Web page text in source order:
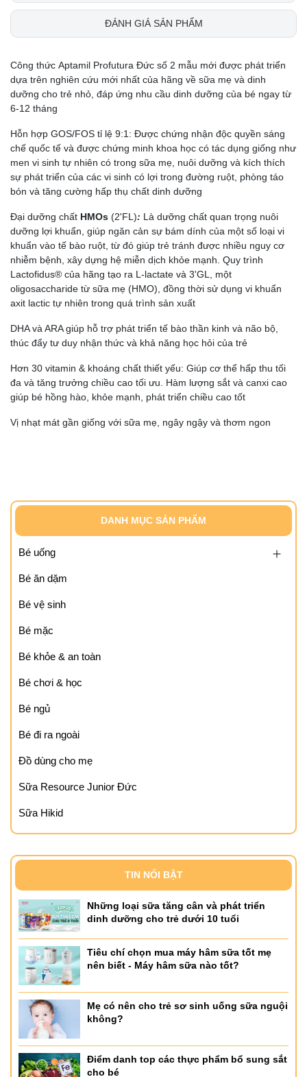
ĐÁNH GIÁ SẢN PHẨM
Công thức Aptamil Profutura Đức số 2 mẫu mới được phát triển
dựa trên nghiên cứu mới nhất của hãng về sữa mẹ và dinh
dưỡng cho trẻ nhỏ, đáp ứng nhu cầu dinh dưỡng của bé ngay từ
6-12 tháng
Hỗn hợp GOS/FOS tỉ lệ 9:1: Được chứng nhận độc quyền sáng
chế quốc tế và được chứng minh khoa học có tác dụng giống như
men vi sinh tự nhiên có trong sữa mẹ, nuôi dưỡng và kích thích
sự phát triển của các vi sinh có lợi trong đường ruột, phòng táo
bón và tăng cường hấp thụ chất dinh dưỡng
Đại dưỡng chất HMOs (2'FL): Là dưỡng chất quan trọng nuôi
dưỡng lợi khuẩn, giúp ngăn cản sự bám dính của một số loại vi
khuẩn vào tế bào ruột, từ đó giúp trẻ tránh được nhiều nguy cơ
nhiễm bệnh, xây dựng hệ miễn dịch khỏe mạnh. Quy trình
Lactofidus® của hãng tạo ra L-lactate và 3'GL, một
oligosaccharide từ sữa mẹ (HMO), đồng thời sử dụng vi khuẩn
axit lactic tự nhiên trong quá trình sản xuất
DHA và ARA giúp hỗ trợ phát triển tế bào thần kinh và não bộ,
thúc đẩy tư duy nhận thức và khả năng học hỏi của trẻ
Hơn 30 vitamin & khoáng chất thiết yếu: Giúp cơ thể hấp thu tối
đa và tăng trưởng chiều cao tối ưu. Hàm lượng sắt và canxi cao
giúp bé hồng hào, khỏe mạnh, phát triển chiều cao tốt
Vị nhạt mát gần giống với sữa mẹ, ngây ngậy và thơm ngon
DANH MỤC SẢN PHẨM
Bé uống
Bé ăn dặm
Bé vệ sinh
Bé mặc
Bé khỏe & an toàn
Bé chơi & học
Bé ngủ
Bé đi ra ngoài
Đồ dùng cho mẹ
Sữa Resource Junior Đức
Sữa Hikid
TIN NỔI BẬT
Những loại sữa tăng cân và phát triển
dinh dưỡng cho trẻ dưới 10 tuổi
Tiêu chí chọn mua máy hâm sữa tốt mẹ
nên biết - Máy hâm sữa nào tốt?
Mẹ có nên cho trẻ sơ sinh uống sữa nguội
không?
Điểm danh top các thực phẩm bổ sung sắt
cho bé